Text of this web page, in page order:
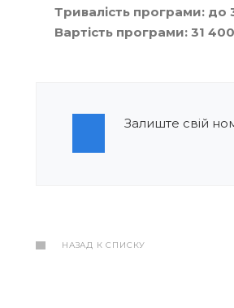
Тривалість програми: до
Вартість програми: 31
Залиште свій
НАЗАД К СПИСКУ